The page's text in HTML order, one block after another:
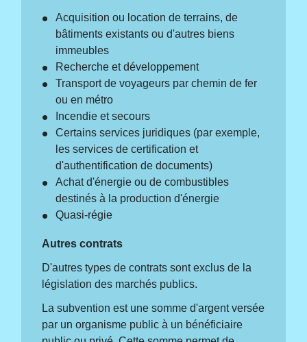
Acquisition ou location de terrains, de
bâtiments existants ou d'autres biens
immeubles
Recherche et développement
Transport de voyageurs par chemin de fer
ou en métro
Incendie et secours
Certains services juridiques (par exemple,
les services de certification et
d'authentification de documents)
Achat d'énergie ou de combustibles
destinés à la production d'énergie
Quasi-régie
Autres contrats
D'autres types de contrats sont exclus de la
législation des marchés publics.
La subvention est une somme d'argent versée
par un organisme public à un bénéficiaire